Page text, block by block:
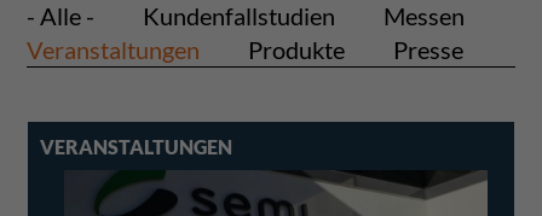
- Alle - Kundenfallstudien
Messen
Veranstaltungen
Produkte Presse
VERANSTALTUNGEN